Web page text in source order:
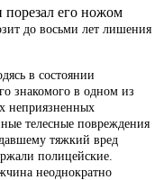
порезал его ножом
до восьми лет лишения
в состоянии
знакомого в одном из
неприязненных
телесные повреждения
тяжкий вред
полицейские.
неоднократно